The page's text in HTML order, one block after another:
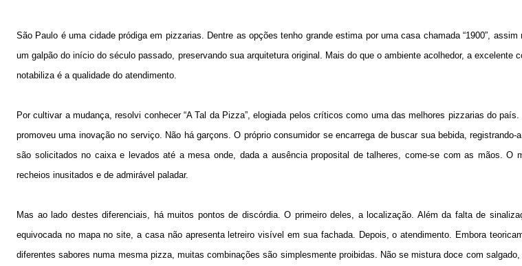
São Paulo é uma cidade pródigaem pizzarias. Dentre as opções tenho grande estima por uma casa chamada “1900” ,
um galpão do início do século passado, preservando sua arquitetura original. Mais do que o ambiente acolhedor, a excelente
notabiliza é a qualidade do atendimento.
Por cultivar a mudança, resolvi conhecer “A Tal da Pizza”, elogiada pelos críticos como uma das melhores pizzarias do
promoveu uma inovação no serviço. Não há garçons. O próprio consumidor se encarrega de buscar sua bebida,
são solicitados no caixa e levados até a mesa onde, dada a ausência proposital de talheres, come-se com as mãos. O
recheios inusitados e de admirável paladar.
Mas ao lado destes diferenciais, há muitos pontos de discórdia. O primeiro deles, a localização. Além da falta de
equivocada no mapa no site, a casa não apresenta letreiro visível em sua fachada. Depois, o atendimento. Embora
diferentes sabores numa mesma pizza, muitas combinações são simplesmente proibidas. Não se mistura doce com